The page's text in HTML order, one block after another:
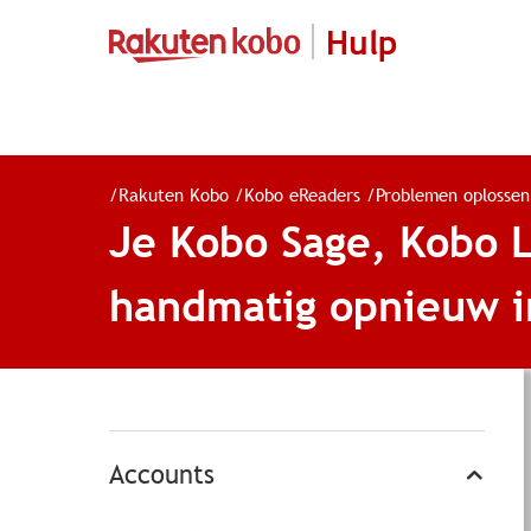
Hulp
/Rakuten Kobo /Kobo eReaders /Problemen oplossen
Je Kobo Sage, Kobo
handmatig opnieuw
Accounts